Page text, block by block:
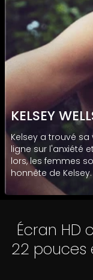
KELSEY
Kelsey a trouvé
ligne sur l'anxiété
lors, les femmes
honnête de Kelsey.
Écran HD
22